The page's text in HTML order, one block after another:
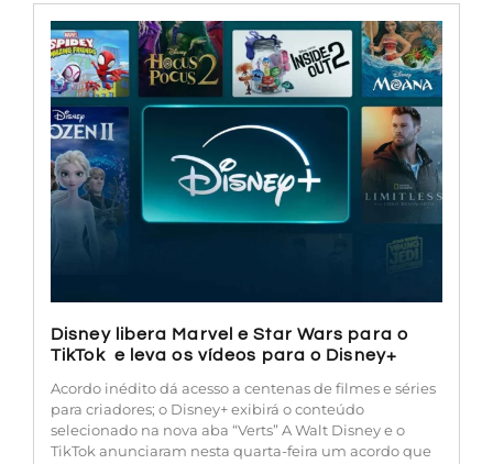
Disney libera Marvel e Star Wars para o
TikTok e leva os vídeos para o Disney+
Acordo inédito dá acesso a centenas de filmes e séries
para criadores; o Disney+ exibirá o conteúdo
selecionado na nova aba “Verts” A Walt Disney e o
TikTok anunciaram nesta quarta-feira um acordo que